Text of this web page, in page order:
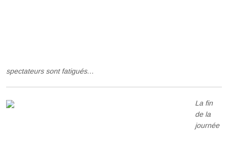
spectateurs sont fatigués…
La fin
de la
journée